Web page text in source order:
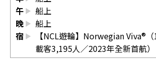
午
船上
晚
船上
宿
【NCL遊輪】Norwegian Viva®
載客3,195人／2023年全新首航）